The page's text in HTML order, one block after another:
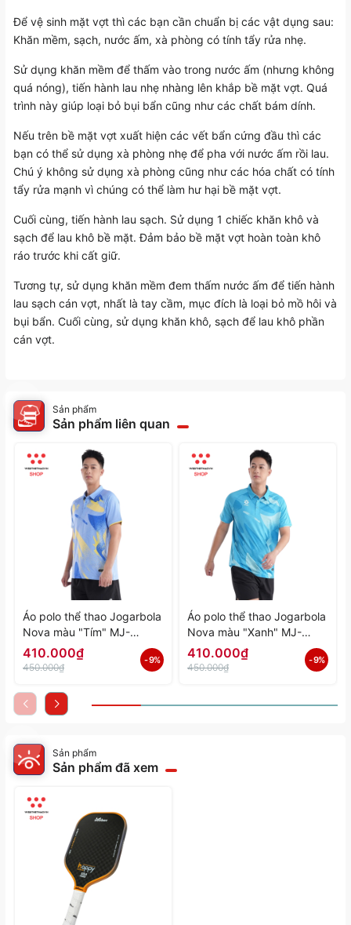
Để vệ sinh mặt vợt thì các bạn cần chuẩn bị các vật dụng sau:
Khăn mềm, sạch, nước ấm, xà phòng có tính tẩy rửa nhẹ.
Sử dụng khăn mềm để thấm vào trong nước ấm (nhưng không
quá nóng), tiến hành lau nhẹ nhàng lên khắp bề mặt vợt. Quá
trình này giúp loại bỏ bụi bẩn cũng như các chất bám dính.
Nếu trên bề mặt vợt xuất hiện các vết bẩn cứng đầu thì các
bạn có thể sử dụng xà phòng nhẹ để pha với nước ấm rồi lau.
Chú ý không sử dụng xà phòng cũng như các hóa chất có tính
tẩy rửa mạnh vì chúng có thể làm hư hại bề mặt vợt.
Cuối cùng, tiến hành lau sạch. Sử dụng 1 chiếc khăn khô và
sạch để lau khô bề mặt. Đảm bảo bề mặt vợt hoàn toàn khô
ráo trước khi cất giữ.
Tương tự, sử dụng khăn mềm đem thấm nước ấm để tiến hành
lau sạch cán vợt, nhất là tay cầm, mục đích là loại bỏ mồ hôi và
bụi bẩn. Cuối cùng, sử dụng khăn khô, sạch để lau khô phần
cán vợt.
Sản phẩm
Sản phẩm liên quan
Áo polo thể thao Jogarbola
Nova màu "Tím" MJ-
A4197-04 - Hàng Chính
Hãng
410.000₫
450.000₫
- 9%
Áo polo thể thao Jogarbola
Nova màu "Xanh" MJ-
A4197-03 - Hàng Chính
Hãng
410.000₫
450.000₫
- 9%
Sản phẩm
Sản phẩm đã xem